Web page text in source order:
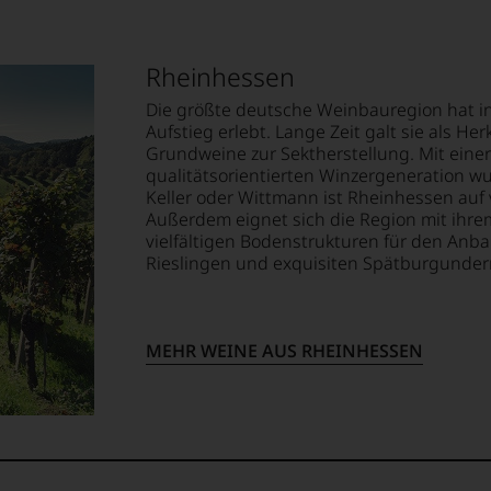
Rheinhessen
Die größte deutsche Weinbauregion hat
Aufstieg erlebt. Lange Zeit galt sie als
Grundweine zur Sektherstellung. Mit
qualitätsorientierten Winzergeneration
Keller oder Wittmann ist Rheinhessen
Außerdem eignet sich die Region mit
vielfältigen Bodenstrukturen für den
Rieslingen und exquisiten
MEHR WEINE AUS RHEINHESSEN